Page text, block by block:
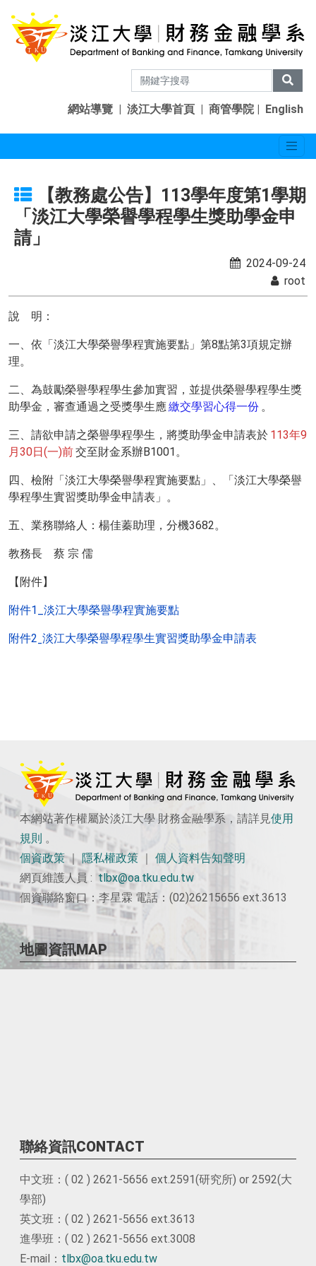
網站導覽 | 淡江大學首頁 | 商管學院| English
【教務處公告】113學年度第1學期
「淡江大學榮譽學程學生獎助學金申
請」
2024-09-24
root
說 明：
一、依「淡江大學榮譽學程實施要點」第8點第3項規定辦
理。
二、為鼓勵榮譽學程學生參加實習，並提供榮譽學程學生獎
助學金，審查通過之受獎學生應繳交學習心得一份 。
三、請欲申請之榮譽學程學生，將獎助學金申請表於 113年9
月30日(一)前交至財金系辦B1001。
四、檢附「淡江大學榮譽學程實施要點」、「淡江大學榮譽
學程學生實習獎助學金申請表」。
五、業務聯絡人：楊佳蓁助理，分機3682。
教務長 蔡 宗 儒
【附件】
附件1_淡江大學榮譽學程實施要點
附件2ˍ淡江大學榮譽學程學生實習獎助學金申請表
本網站著作權屬於淡江大學 財務金融學系，請詳見使用
規則 。
個資政策｜隱私權政策
個人資料告知聲明
網頁維護人員 :tlbx@oa.tku.edu.tw
個資聯絡窗口：李星霖 電話：(02)26215656 ext.3613
地圖資訊MAP
聯絡資訊CONTACT
中文班：( 02 ) 2621-5656 ext.2591(研究所) or 2592(大
學部)
英文班：( 02 ) 2621-5656 ext.3613
進學班：( 02 ) 2621-5656 ext.3008
E-mail： tlbx@oa.tku.edu.tw